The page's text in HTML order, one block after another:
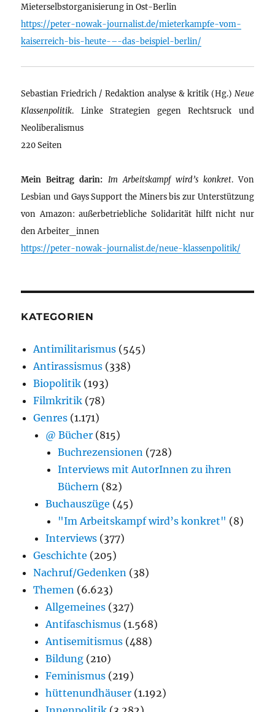
Mieterselbstorganisierung in Ost-Berlin
https://peter-nowak-journalist.de/mieterkampfe-vom-
kaiserreich-bis-heute-–-das-beispiel-berlin/
Sebastian Friedrich / Redaktion analyse & kritik (Hg.) Neue
Klassenpolitik. Linke Strategien gegen Rechtsruck und
Neoliberalismus
220 Seiten
Mein Beitrag darin: Im Arbeitskampf wird’s konkret. Von
Lesbian und Gays Support the Miners bis zur Unterstützung
von Amazon: außerbetriebliche Solidarität hilft nicht nur
den Arbeiter_innen
https://peter-nowak-journalist.de/neue-klassenpolitik/
KATEGORIEN
Antimilitarismus (545)
Antirassismus (338)
Biopolitik (193)
Filmkritik (78)
Genres (1.171)
@ Bücher (815)
Buchrezensionen (728)
Interviews mit AutorInnen zu ihren
Büchern (82)
Buchauszüge (45)
"Im Arbeitskampf wird’s konkret" (8)
Interviews (377)
Geschichte (205)
Nachruf/Gedenken (38)
Themen (6.623)
Allgemeines (327)
Antifaschismus (1.568)
Antisemitismus (488)
Bildung (210)
Feminismus (219)
hüttenundhäuser (1.192)